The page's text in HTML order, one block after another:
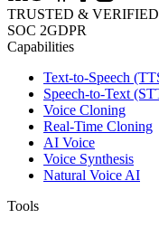
TRUSTED &
SOC 2GDPR
Capabilities
Text-to-Speech
Speech-to-Text
Voice Cloning
Real-Time Cloning
AI Voice
Voice Synthesis
Natural Voice AI
Tools